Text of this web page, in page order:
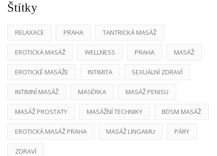
Štítky
RELAXACE PRAHA TANTRICKÁ MASÁŽ
EROTICKÁ MASÁŽ WELLNESS PRAHA MASÁŽ
EROTICKÉ MASÁŽE INTIMITA SEXUÁLNÍ ZDRAVÍ
INTIMNÍ MASÁŽ MASÉRKA MASÁŽ PENISU
MASÁŽ PROSTATY MASÁŽNÍ TECHNIKY BDSM MASÁŽ
EROTICKÁ MASÁŽ PRAHA MASÁŽ LINGAMU PÁRY
ZDRAVÍ